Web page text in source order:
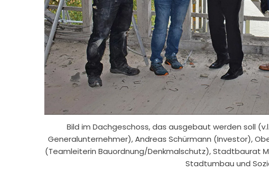
Bild im Dachgeschoss, das ausgebaut werden soll
Generalunternehmer), Andreas Schürmann (Investor),
(Teamleiterin Bauordnung/Denkmalschutz), Stadtbaurat
Stadtumbau und